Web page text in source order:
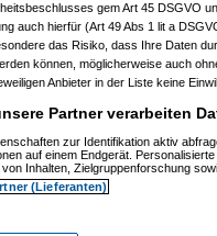
11.07.2010, 13:52:15)
14:49:37)
am 11.07.2010, 15:13:28)
16:27:29)
07:40:59)
07:45:13)
gem Art 45 DSGVO
auch hierfür (Art 49 Abs 1 lit a
das Risiko, dass Ihre Daten
können, möglicherweise auch
Anbieter in der Liste keine
Partner verarbeiten
zur Identifikation aktiv
auf einem Endgerät.
Inhalten, Zielgruppenforschung
(Lieferanten)